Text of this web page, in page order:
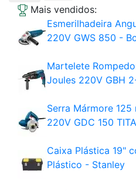
Mais vendidos:
Esmerilhadeira
220V GWS 850 -
Martelete
Joules 220V GBH
Serra Mármore
220V GDC 150
Caixa Plástica 19"
Plástico - Stanley